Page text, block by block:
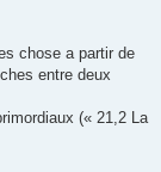
chose a partir de
entre deux
(« 21,2 La